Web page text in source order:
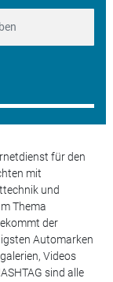
für den
mit
und
Thema
der
Automarken
Videos
sind alle